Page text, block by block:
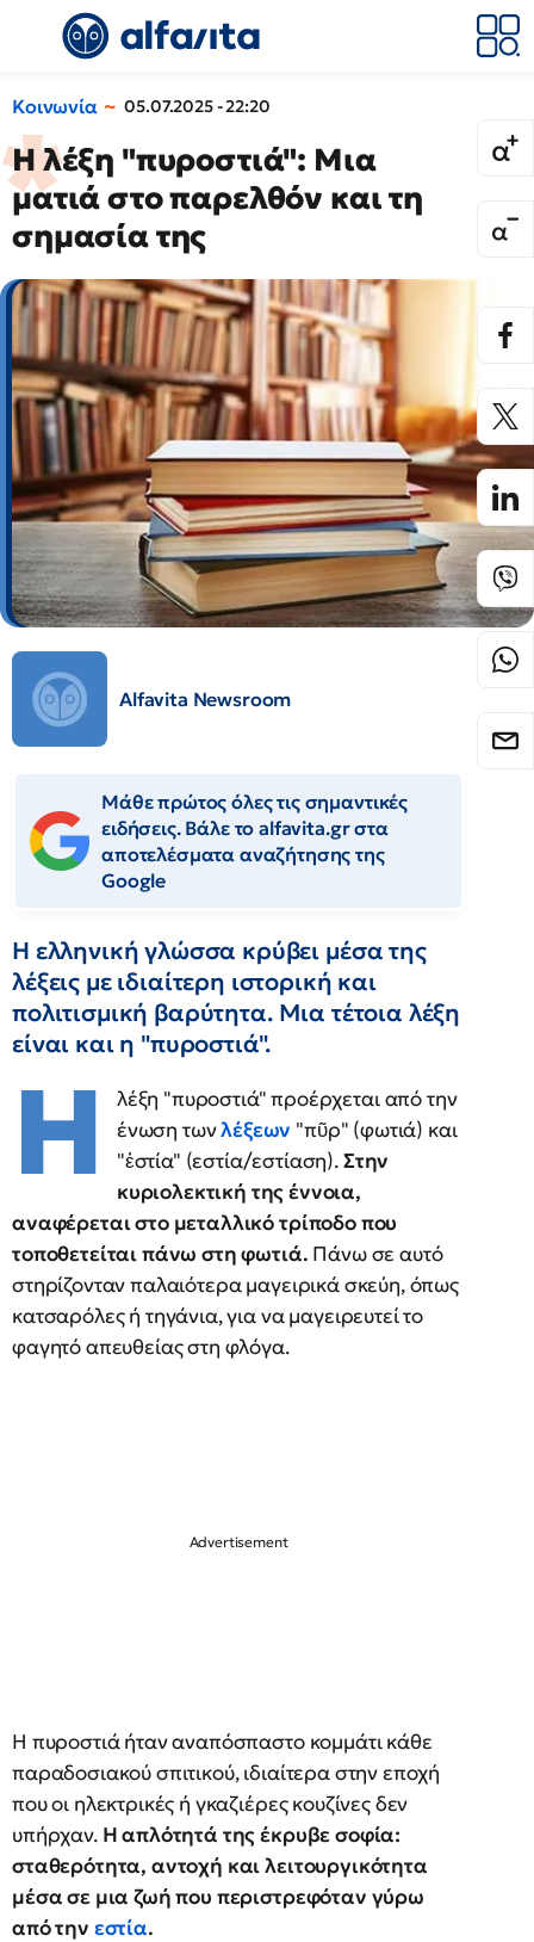
Κοινωνία 05.07.2025 - 22:20
Η λέξη "πυροστιά": Μια
ματιά στο παρελθόν και τη
σημασία της
Alfavita Newsroom
Μάθε πρώτος όλες τις σημαντικές
ειδήσεις. Βάλε το alfavita.gr στα
αποτελέσματα αναζήτησης της
Google
Η ελληνική γλώσσα κρύβει μέσα της
λέξεις με ιδιαίτερη ιστορική και
πολιτισμική βαρύτητα. Μια τέτοια λέξη
είναι και η "πυροστιά".
Η
λέξη "πυροστιά" προέρχεται από την
ένωση τωνλέξεων "πῦρ" (φωτιά) και
"ἑστία" (εστία/εστίαση).Στην
κυριολεκτική της έννοια,
αναφέρεται στο μεταλλικό τρίποδο που
τοποθετείται πάνω στη φωτιά. Πάνω σε αυτό
στηρίζονταν παλαιότερα μαγειρικά σκεύη, όπως
κατσαρόλες ή τηγάνια, για να μαγειρευτεί το
φαγητό απευθείας στη φλόγα.
Η πυροστιά ήταν αναπόσπαστο κομμάτι κάθε
παραδοσιακού σπιτικού, ιδιαίτερα στην εποχή
που οι ηλεκτρικές ή γκαζιέρες κουζίνες δεν
υπήρχαν. Η απλότητά της έκρυβε σοφία:
σταθερότητα, αντοχή και λειτουργικότητα
μέσα σε μια ζωή που περιστρεφόταν γύρω
από την εστία.